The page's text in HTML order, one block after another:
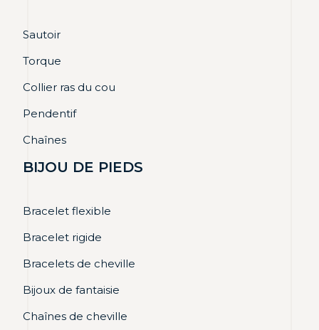
Sautoir
Torque
Collier ras du cou
Pendentif
Chaînes
BIJOU DE PIEDS
Bracelet flexible
Bracelet rigide
Bracelets de cheville
Bijoux de fantaisie
Chaînes de cheville